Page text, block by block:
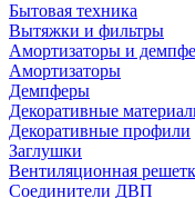
Бытовая техника
Вытяжки и фильтры
Амортизаторы и
Амортизаторы
Демпферы
Декоративные
Декоративные профили
Заглушки
Вентиляционная
Соединители ДВП